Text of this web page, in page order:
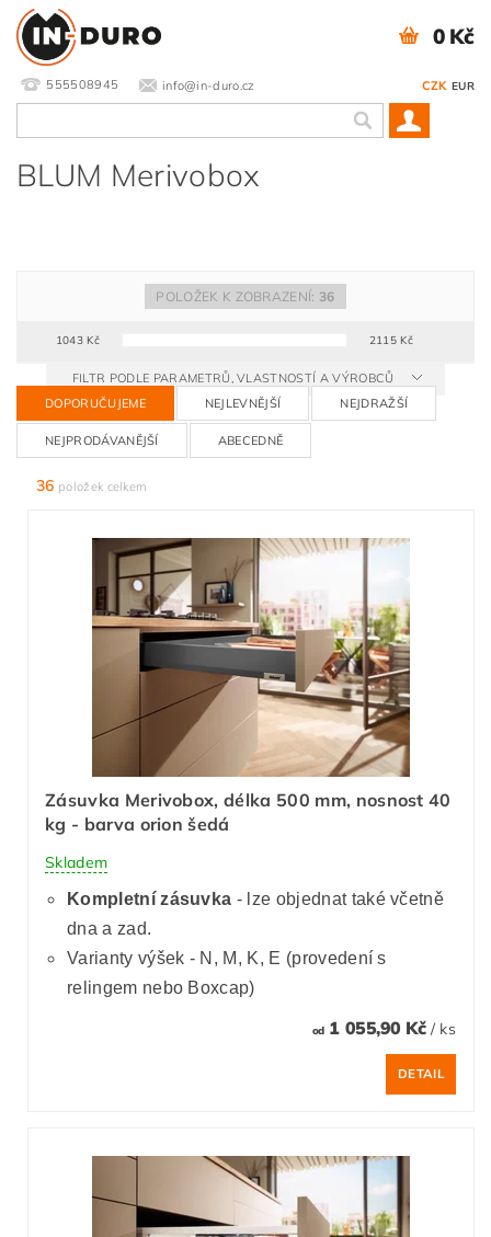
555508945 info@in-duro.cz CZK EUR
0 Kč
BLUM Merivobox
1043Kč 2115 Kč
POLOŽEK K ZOBRAZENÍ: 36
FILTR PODLE PARAMETRŮ, VLASTNOSTÍ A VÝROBCŮ
DOPORUČUJEME
NEJLEVNĚJŠÍ NEJDRAŽŠÍ
NEJPRODÁVANĚJŠÍ ABECEDNĚ
36 položek celkem
Zásuvka Merivobox, délka 500 mm, nosnost 40
kg - barva orion šedá
Skladem
Kompletní zásuvka - lze objednat také včetně
dna a zad.
Varianty výšek - N, M, K, E (provedení s
relingem nebo Boxcap)
od1 055,90 Kč / ks
DETAIL